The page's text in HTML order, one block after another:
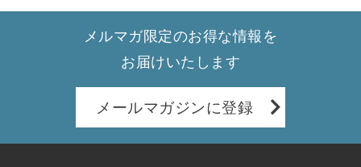
メルマガ限定のお得な情報を
お届けいたします
メールマガジンに登録